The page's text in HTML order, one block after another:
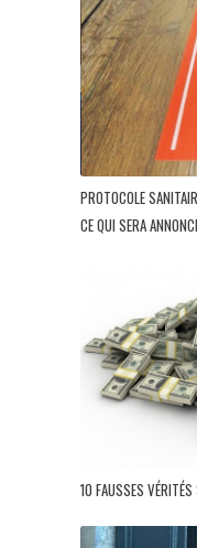
PROTOCOLE
CE QUI SERA
10 FAUSSES VÉRITÉS